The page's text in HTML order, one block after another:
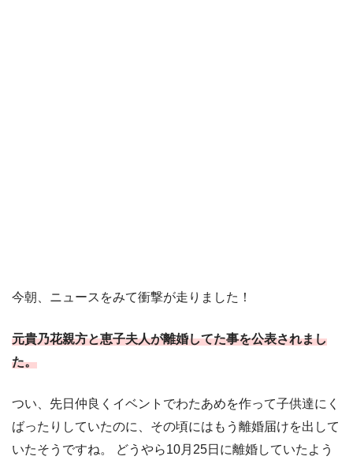
今朝、ニュースをみて衝撃が走りました！
元貴乃花親方と恵子夫人が離婚してた事を公表されまし
た。
つい、先日仲良くイベントでわたあめを作って子供達にく
ばったりしていたのに、その頃にはもう離婚届けを出して
いたそうですね。 どうやら10月25日に離婚していたよう